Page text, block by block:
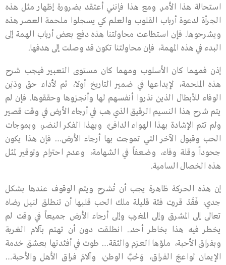
استحالة هذا الأمر. ومع هذا فإنني أعتقد بضرورة إظهار مثل هذه
الجرأة لدعوة أرباب القلوب والعلم كي يسجلوا ملحمة العصر هذه
ويشرحوها. فإن استطاعت محاولتنا هذه دفع بعض أرباب الهمة إلى
البدء في هذه المهمة، فإن محاولتنا تكون قد وصلت إلى هدفها.
إذن فمهما كان الأسلوب ومهما كان مستوى التعبير فيجب شرح
هذه الملحمة، لإيداعها في ضمير التاريخ أولاً، ثم لأداء حق ودَيْن
الوفاء للأبطال الذين نذروا أنفسهم لها وأنجزوها وحققوها. فإن لم
يتم شرح هذا النسيم الرقيق الذي هب في أرجاء الأرض في وقت قصير
ولم تتم الإشادة بهذا الهواء الدافئ، وبهذا الفكر النضر، وبموجات
الحب وقبول الآخر التي تموجت بها أرجاء الأرض… فإن هذا يكون
جحوداً وقلة وفاء، وضعفاً في الشهامة، وعدم احترام وتوقير لمثل
هذه الخصال السامية.
إن هذه الحركة ظاهرة يجب أن تُشرح ويتم الوقوف عندها بشكل
جدي، فَقَدْ قررت فئة قليلة ملك الحب قلبها أن تنطلق لنيل رضاه
تعالى إلى المشرق وإلى المغرب وإلى أرجاء الأرض جميعاً في وقت لم
يخطر فيه هذا بخاطر أحد.. انطلقت دون أن تهتم بآلام الغربة
وبفراق الأحبة، ملؤها العزم والثقة… طوت في أفئدتها بعشق خدمة
الإيمان لواعجَ الفراق، وَحُبَّ الوطن، وآلامَ فراق الأهل والأحبة…